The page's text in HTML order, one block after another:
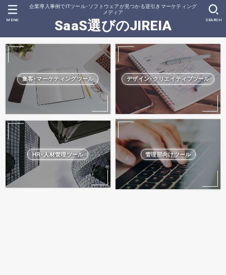
企業導入事例でITツール･ソフトウェアが見つかる逆引きマーケティング
メディア
SaaS選びのJIREIA SEARCH
MENU
集客･マーケティングツール デザイン･クリエイティブツール
HR･人材管理ツール 管理部向けツール